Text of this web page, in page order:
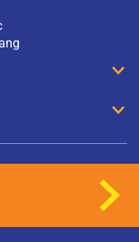
về khái niệm xét
nó có vai trò gì ạ?
Người bị sùi mào